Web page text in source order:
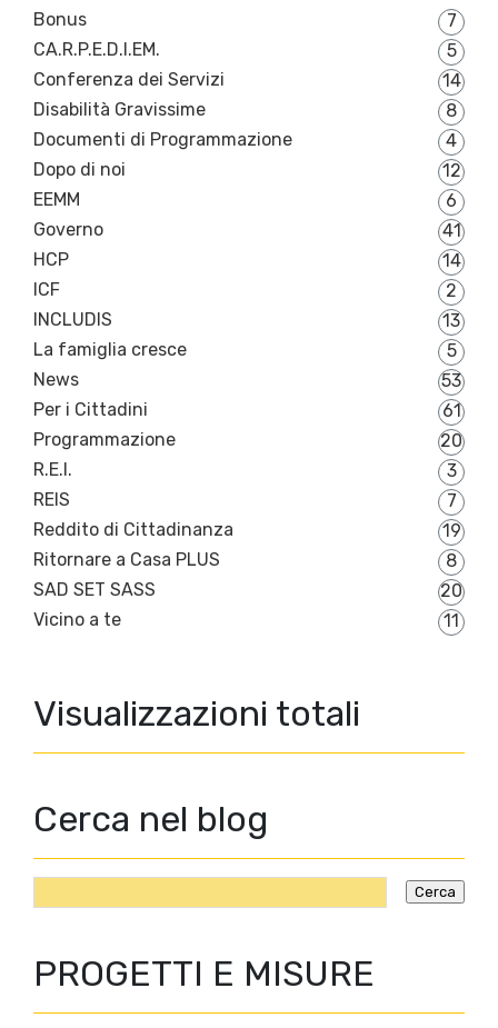
Bonus
7
CA.R.P.E.D.I.EM.
5
Conferenza dei Servizi
14
Disabilità Gravissime
8
Documenti di Programmazione
4
Dopo di noi
12
EEMM
6
Governo
41
HCP
14
ICF
2
INCLUDIS
13
La famiglia cresce
5
News
53
Per i Cittadini
61
Programmazione
20
R.E.I.
3
REIS
7
Reddito di Cittadinanza
19
Ritornare a Casa PLUS
8
SAD SET SASS
20
Vicino a te
11
Visualizzazioni totali
Cerca nel blog
PROGETTI E MISURE